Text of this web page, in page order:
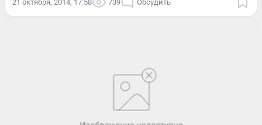
21 октября, 2014, 17:58 739 Обсудить